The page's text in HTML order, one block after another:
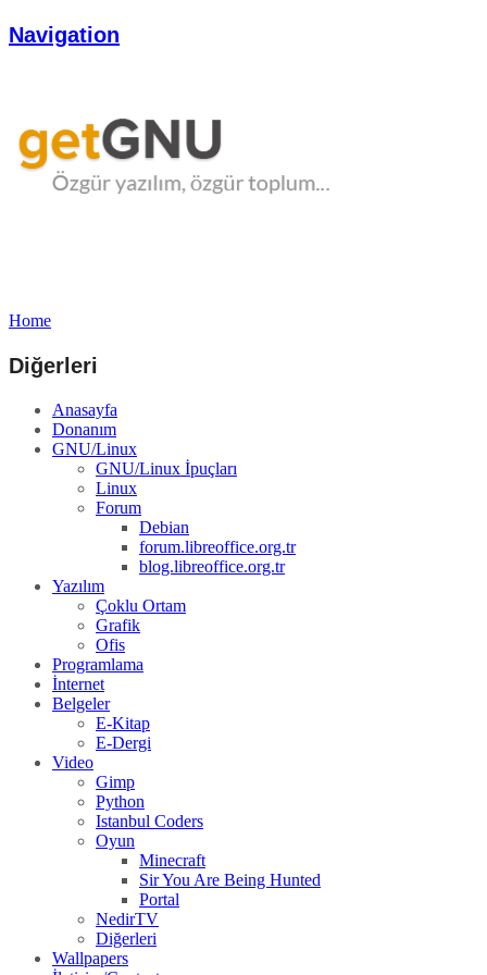
Navigation
Home
Diğerleri
Anasayfa
Donanım
GNU/Linux
GNU/Linux İpuçları
Linux
Forum
Debian
forum.libreoffice.org.tr
blog.libreoffice.org.tr
Yazılım
Çoklu Ortam
Grafik
Ofis
Programlama
İnternet
Belgeler
E-Kitap
E-Dergi
Video
Gimp
Python
Istanbul Coders
Oyun
Minecraft
Sir You Are Being Hunted
Portal
NedirTV
Diğerleri
Wallpapers